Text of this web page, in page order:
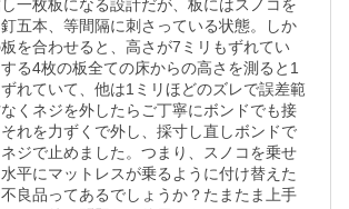
一枚板になる設計だが、板にはスノコを
五本、等間隔に刺さっている状態。しか
を合わせると、高さが7ミリもずれてい
る4枚の板全ての床からの高さを測ると1
れていて、他は1ミリほどのズレで誤差範
くネジを外したらご丁寧にボンドでも接
れを力ずくで外し、採寸し直しボンドで
ジで止めました。つまり、スノコを乗せ
平にマットレスが乗るように付け替えた
良品ってあるでしょうか？たまたま上手